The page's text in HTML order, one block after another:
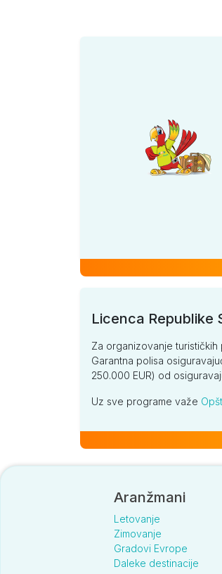
Licenca Republike
Za organizovanje
Garantna polisa
250.000 EUR) od
Uz sve programe važe
Aranžmani
Letovanje
Zimovanje
Gradovi Evrope
Daleke destinacije